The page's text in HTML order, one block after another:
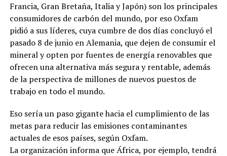
Francia, Gran Bretaña, Italia y Japón) son los principales
consumidores de carbón del mundo, por eso Oxfam
pidió a sus líderes, cuya cumbre de dos días concluyó el
pasado 8 de junio en Alemania, que dejen de consumir el
mineral y opten por fuentes de energía renovables que
ofrecen una alternativa más segura y rentable, además
de la perspectiva de millones de nuevos puestos de
trabajo en todo el mundo.
Eso sería un paso gigante hacia el cumplimiento de las
metas para reducir las emisiones contaminantes
actuales de esos países, según Oxfam.
La organización informa que África, por ejemplo, tendrá